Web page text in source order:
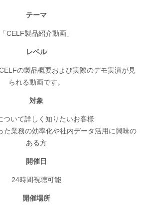
テーマ
「CELF製品紹介動画」
レベル
の製品概要および実際のデモ実演が見
られる動画です。
対象
ついて詳しく知りたいお客様
た業務の効率化や社内データ活用に興味の
ある方
開催日
24時間視聴可能
開催場所